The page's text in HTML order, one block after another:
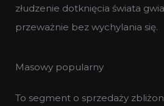
złudzenie dotknięcia świata
przeważnie bez wychylania się.
Masowy popularny
To segment o sprzedaży